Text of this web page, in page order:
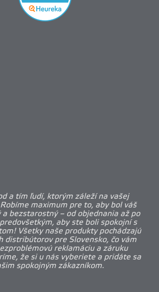
a tím ľudí, ktorým záleží na vašej
maximum pre to, aby bol váš
a bezstarostný – od objednania až po
aby ste boli spokojní s
Všetky naše produkty pochádzajú
distribútorov pre Slovensko, čo vám
reklamáciu a záruku
že si u nás vyberiete a pridáte sa
spokojným zákazníkom.